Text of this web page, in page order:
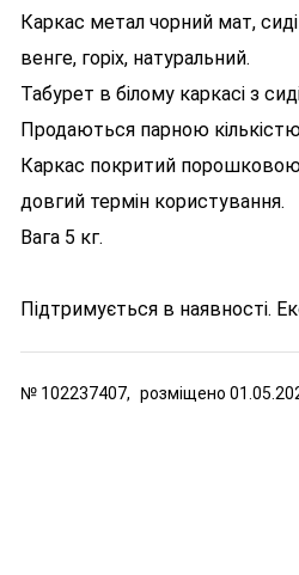
Каркас метал чорний мат,
венге, горіх, натуральний.
Табурет в білому каркасі з
Продаються парною
Каркас покритий
довгий термін користування.
Вага 5 кг.
Підтримується в наявності.
№ 102237407, розміщено